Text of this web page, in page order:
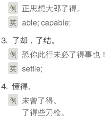
例 正思想大郎了得。
英 able; capable;
⒊ 了却，了结。
例 恐你此行未必了得事也！
英 settle;
⒋ 懂得。
例 未曾了得。
了得些刀枪。